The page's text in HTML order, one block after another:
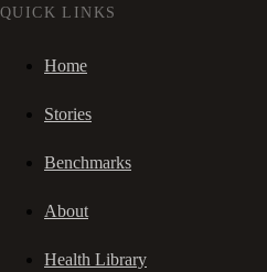
QUICK LINKS
Home
Stories
Benchmarks
About
Health Library